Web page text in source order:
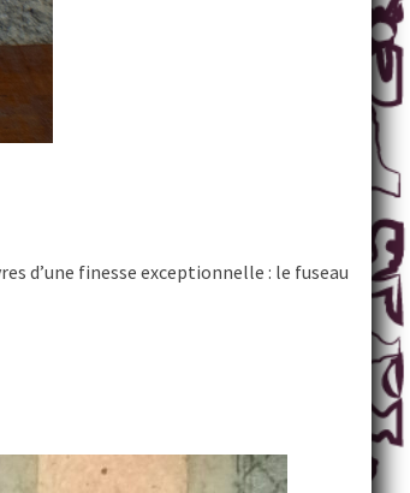
d’une finesse exceptionnelle : le fuseau